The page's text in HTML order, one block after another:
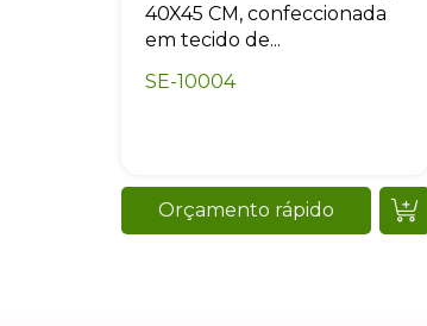
40X45 CM, confeccionada
em tecido de...
SE-10004
Orçamento rápido